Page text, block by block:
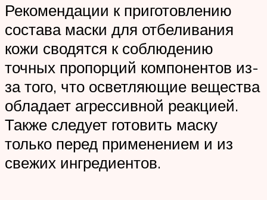
Рекомендации к приготовлению
состава маски для отбеливания
кожи сводятся к соблюдению
точных пропорций компонентов из-
за того, что осветляющие вещества
обладает агрессивной реакцией.
Также следует готовить маску
только перед применением и из
свежих ингредиентов.